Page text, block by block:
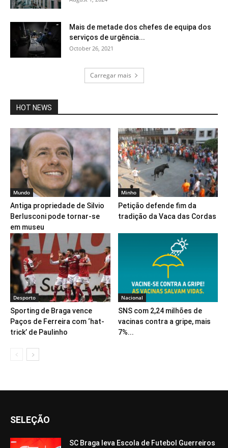
Mais de metade dos chefes de equipa dos
serviços de urgência...
October 26, 2021
Carregar mais
HOT NEWS
Mundo
Antiga propriedade de Silvio
Berlusconi pode tornar-se
em museu
Minho
Petição defende fim da
tradição da Vaca das Cordas
Desporto
Sporting de Braga vence
Paços de Ferreira com ‘hat-
trick’ de Paulinho
Nacional
SNS com 2,24 milhões de
vacinas contra a gripe, mais
7%...
SELEÇÃO
SC Braga leva Escola de Futebol Guerreiros